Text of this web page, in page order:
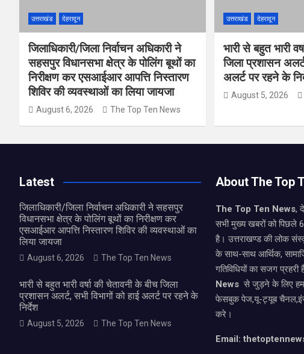
उत्तराखंड देहरादून
जिलाधिकारी/जिला निर्वाचन अधिकारी ने
सहसपुर विधानसभा क्षेत्र के पोलिंग बूथों का
निरीक्षण कर एसआईआर आपत्ति निस्तारण
शिविर की व्यवस्थाओं का लिया जायजा
August 6, 2026 The Top Ten News
उत्तराखंड देहरादून
भारी से बहुत भारी
जिला प्रशासन
अलर्ट पर रहने के
August 5, 2026
Latest
जिलाधिकारी/जिला निर्वाचन अधिकारी ने सहसपुर
विधानसभा क्षेत्र के पोलिंग बूथों का निरीक्षण कर
एसआईआर आपत्ति निस्तारण शिविर की व्यवस्थाओं का
लिया जायजा
August 6, 2026 The Top Ten News
भारी से बहुत भारी वर्षा की चेतावनी के बीच जिला
प्रशासन अलर्ट, सभी विभागों को हाई अलर्ट पर रहने के
निर्देश
August 5, 2026 The Top Ten News
About The Top
The Top Ten News,
सभी मुख्य खबरों को पिछले 6
है। उत्तराखण्ड की लोक
के साथ-साथ आर्थिक,
गतिविधियों का सजग प्रहरी
News से जुड़ने के लिए
फेसबुक पेज,यू-ट्यूब
करे।
Email: